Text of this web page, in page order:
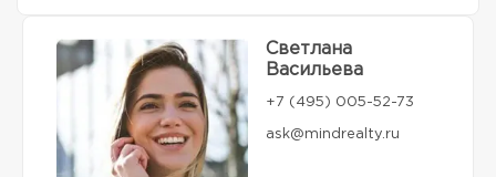
Светлана
Васильева
+7 (495) 005-52-73
ask@mindrealty.ru